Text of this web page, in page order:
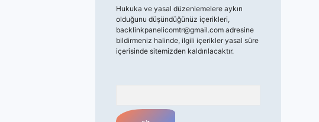
Hukuka ve yasal düzenlemelere aykırı
olduğunu düşündüğünüz içerikleri,
backlinkpanelicomtr@gmail.comadresine
bildirmeniz halinde, ilgili içerikler yasal süre
içerisinde sitemizden kaldırılacaktır.